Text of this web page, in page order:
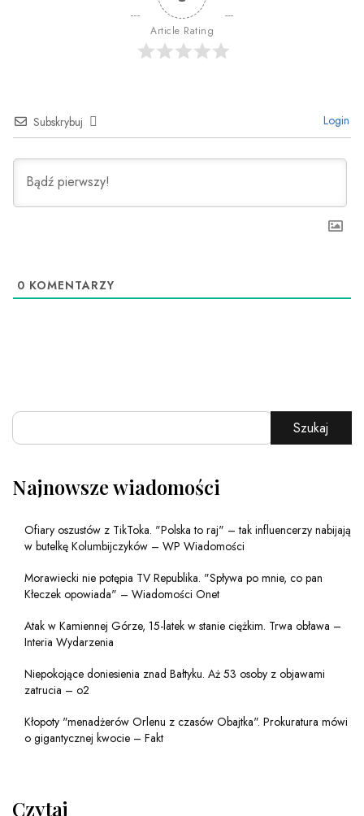
Article Rating
Subskrybuj Login
0 KOMENTARZY
Szukaj
Najnowsze wiadomości
Ofiary oszustów z TikToka. "Polska to raj" – tak influencerzy nabijają
w butelkę Kolumbijczyków – WP Wiadomości
Morawiecki nie potępia TV Republika. "Spływa po mnie, co pan
Kłeczek opowiada" – Wiadomości Onet
Atak w Kamiennej Górze, 15-latek w stanie ciężkim. Trwa obława –
Interia Wydarzenia
Niepokojące doniesienia znad Bałtyku. Aż 53 osoby z objawami
zatrucia – o2
Kłopoty "menadżerów Orlenu z czasów Obajtka". Prokuratura mówi
o gigantycznej kwocie – Fakt
Czytaj